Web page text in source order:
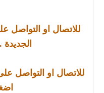
للاتصال او التواصل
الجديدة
للاتصال او التواصل